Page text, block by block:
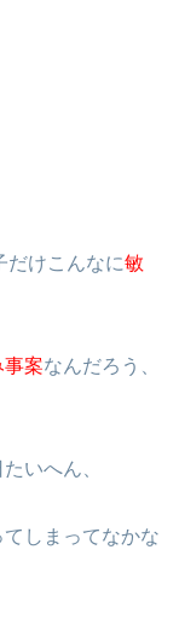
だけこんなに敏
案なんだろう、
いへん、
しまってなかな